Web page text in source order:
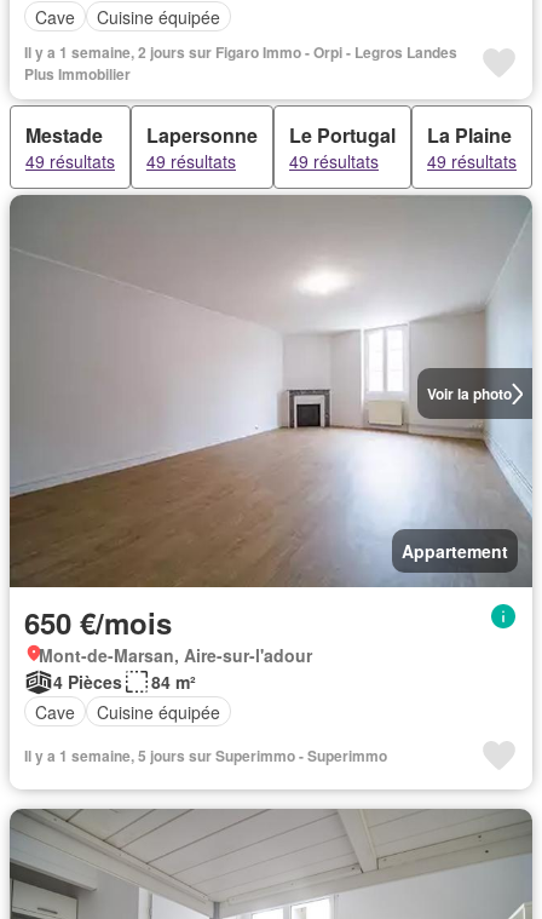
Cave
Cuisine équipée
Il y a 1 semaine, 2 jours sur Figaro Immo - Orpi - Legros Landes
Plus Immobilier
Mestade
49 résultats
Lapersonne
49 résultats
Le Portugal
49 résultats
La Plaine
49 résultats
Voir la photo
Appartement
650 €/mois
Mont-de-Marsan, Aire-sur-l'adour
4 Pièces
84 m²
Cave
Cuisine équipée
Il y a 1 semaine, 5 jours sur Superimmo - Superimmo